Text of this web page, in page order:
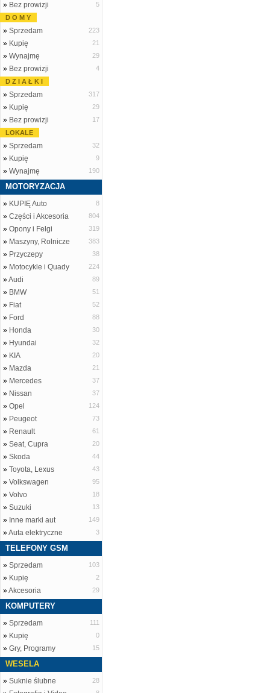
» Bez prowizji
5
D O M Y
» Sprzedam 223
» Kupię 21
» Wynajmę 29
» Bez prowizji
4
D Z I A Ł K I
» Sprzedam 317
» Kupię 29
» Bez prowizji
17
LOKALE
» Sprzedam 32
» Kupię 9
» Wynajmę 190
MOTORYZACJA
» KUPIĘ Auto 8
» Części i Akcesoria 804
» Opony i Felgi 319
» Maszyny, Rolnicze 383
» Przyczepy 38
» Motocykle i Quady 224
»Audi 89
» BMW 51
» Fiat 52
» Ford 88
» Honda 30
» Hyundai 32
» KIA 20
» Mazda 21
» Mercedes 37
» Nissan 37
» Opel 124
» Peugeot 73
» Renault 61
» Seat, Cupra 20
» Skoda 44
» Toyota, Lexus 43
» Volkswagen 95
» Volvo 18
» Suzuki 13
» Inne marki aut 149
»Auta elektryczne 3
TELEFONY GSM
» Sprzedam 103
» Kupię 2
»Akcesoria 29
KOMPUTERY
» Sprzedam 111
» Kupię 0
» Gry, Programy 15
WESELA
» Suknie ślubne 28